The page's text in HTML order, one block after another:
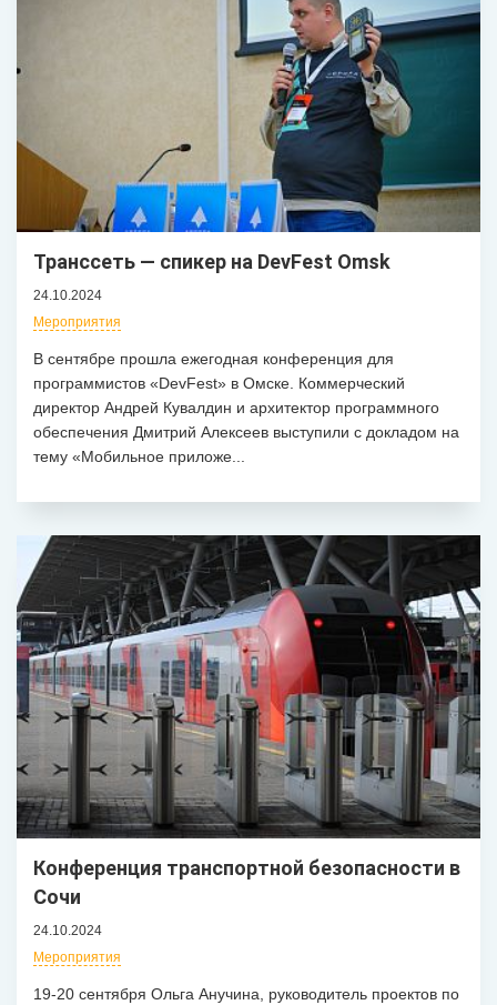
Транссеть — спикер на DevFest Omsk
24.10.2024
Мероприятия
В сентябре прошла ежегодная конференция для
программистов «DevFest» в Омске. Коммерческий
директор Андрей Кувалдин и архитектор программного
обеспечения Дмитрий Алексеев выступили с докладом на
тему «Мобильное приложе...
Конференция транспортной безопасности в
Сочи
24.10.2024
Мероприятия
19-20 сентября Ольга Анучина, руководитель проектов по